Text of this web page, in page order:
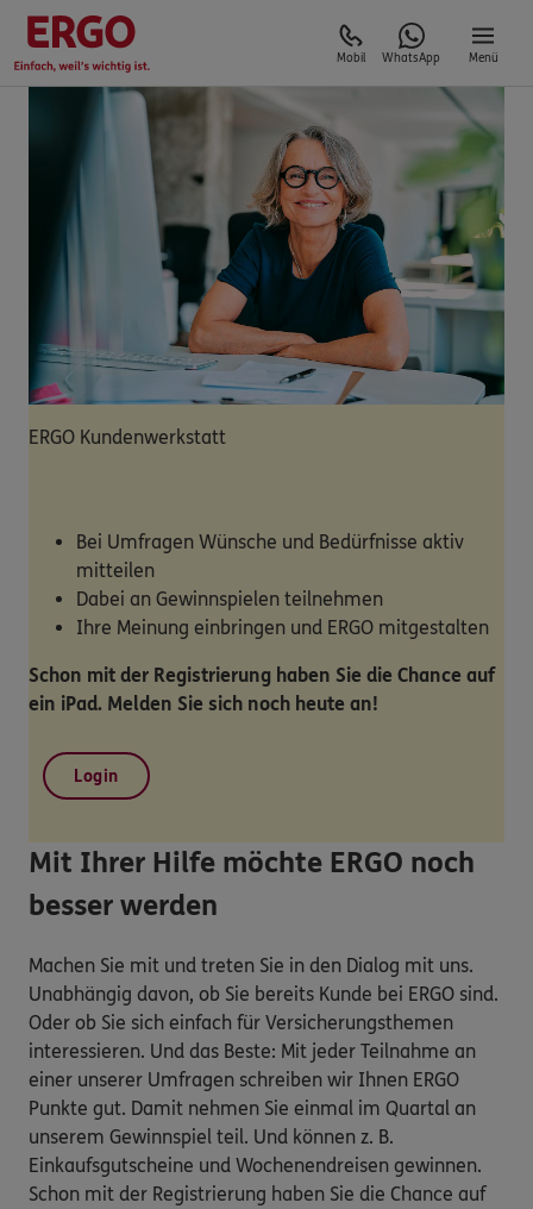
Mobil WhatsApp Menü
ERGO Kundenwerkstatt
Bei Umfragen Wünsche und Bedürfnisse aktiv
mitteilen
Dabei an Gewinnspielen teilnehmen
Ihre Meinung einbringen und ERGO mitgestalten
Schon mit der Registrierung haben Sie die Chance auf
ein iPad. Melden Sie sich noch heute an!
Login
Mit Ihrer Hilfe möchte ERGO noch
besser werden
Machen Sie mit und treten Sie in den Dialog mit uns.
Unabhängig davon, ob Sie bereits Kunde bei ERGO sind.
Oder ob Sie sich einfach für Versicherungsthemen
interessieren. Und das Beste: Mit jeder Teilnahme an
einer unserer Umfragen schreiben wir Ihnen ERGO
Punkte gut. Damit nehmen Sie einmal im Quartal an
unserem Gewinnspiel teil. Und können z. B.
Einkaufsgutscheine und Wochenendreisen gewinnen.
Schon mit der Registrierung haben Sie die Chance auf